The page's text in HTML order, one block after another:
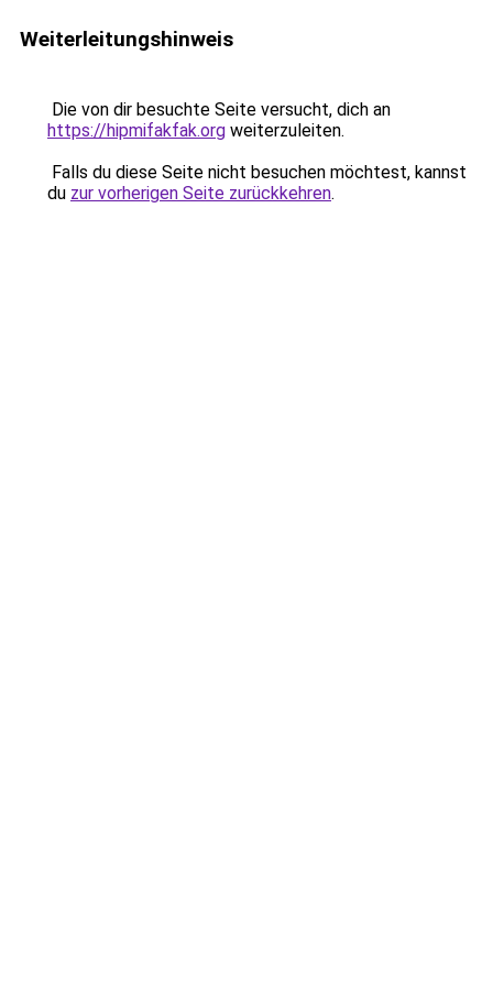
Weiterleitungshinweis
Die von dir besuchte Seite versucht, dich an
https://hipmifakfak.org weiterzuleiten.
Falls du diese Seite nicht besuchen möchtest, kannst
du zur vorherigen Seite zurückkehren.